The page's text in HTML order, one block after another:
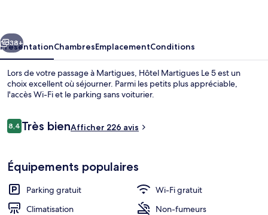
Lac
Suivant
38+
PrésentationChambresEmplacementConditions
Lors de votre passage à Martigues, Hôtel Martigues Le 5 est un
choix excellent où séjourner. Parmi les petits plus appréciable,
l'accès Wi-Fi et le parking sans voiturier.
Avis
voyageurs
8,48,4 sur 10
Très bienAfficher 226 avis
Équipements populaires
Parking gratuit
Wi-Fi gratuit
Climatisation
Non-fumeurs